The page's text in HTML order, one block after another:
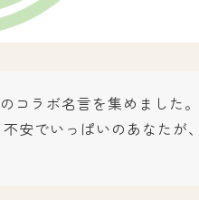
コラボ名言を集めました。
安でいっぱいのあなた